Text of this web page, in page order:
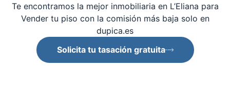
Te encontramos la mejor inmobiliaria en L’Eliana para
Vender tu piso con la comisión más baja solo en
dupica.es
Solicita tu tasación gratuita